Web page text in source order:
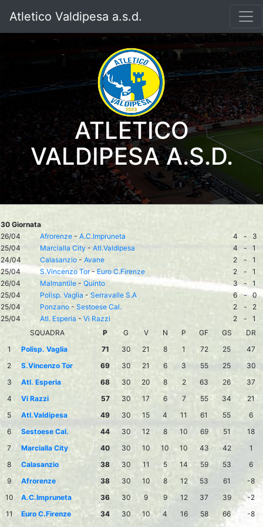
Atletico Valdipesa a.s.d.
ATLETICO
VALDIPESA A.S.D.
30 Giornata
26/04
Afrorenze - A.C.Impruneta 4 -
3
25/04
Marcialla City - Atl.Valdipesa 4 -
1
24/04
Calasanzio - Avane 2 -
1
25/04
S.Vincenzo Tor-Euro C.Firenze 2 -
1
26/04
Malmantile - Quinto 3 -
1
25/04
Polisp. Vaglia - Serravalle S.A 6 - 0
25/04
Ponzano - Sestoese Cal. 2 -
2
25/04
Atl. Esperia - Vi Razzi 2 -
1
SQUADRA
P G V N P GF GS
DR
1
Polisp. Vaglia 71 30 21 8 1 72 25
47
2
S.Vincenzo Tor 69 30 21 6 3 55 25
30
3
Atl. Esperia 68 30 20 8 2 63 26
37
4
Vi Razzi 57 30 17 6 7 55 34
21
5
Atl.Valdipesa 49 30 15 4 11 61 55
6
6
Sestoese Cal. 44 30 12 8 10 69 51
18
7
Marcialla City 40 30 10 10 10 43 42
1
8
Calasanzio 38 30 11 5 14 59 53
6
9
Afrorenze 38 30 10 8 12 53 61
-8
10
A.C.Impruneta 36 30 9 9 12 37 39
-2
11
Euro C.Firenze 34 30 10 4 16 58 66
-8